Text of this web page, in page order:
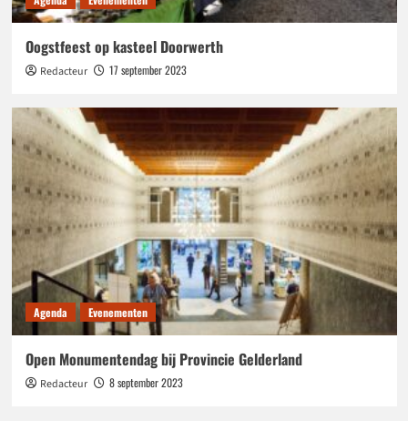
Oogstfeest op kasteel Doorwerth
Redacteur 17 september 2023
Agenda Evenementen
Open Monumentendag bij Provincie Gelderland
Redacteur 8 september 2023